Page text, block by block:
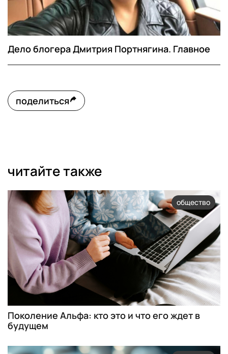
Дело блогера Дмитрия Портнягина. Главное
поделиться
читайте также
общество
Поколение Альфа: кто это и что его ждет в
будущем